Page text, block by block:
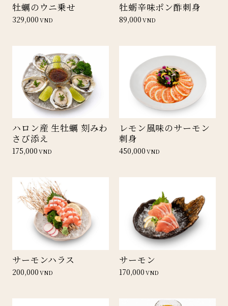
牡蠣のウニ乗せ
329,000VND
牡蛎辛味ポン酢刺身
89,000VND
ハロン産 生牡蠣 刻みわ
さび添え
175,000VND
レモン風味のサーモン
刺身
450,000VND
サーモンハラス
200,000VND
サーモン
170,000VND